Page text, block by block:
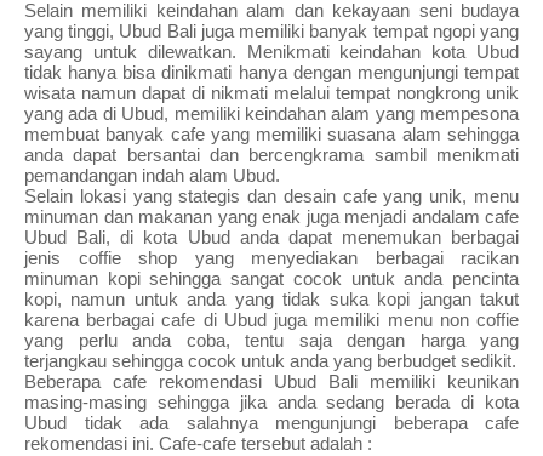
Selain memiliki keindahan alam dan kekayaan seni budaya
yang tinggi, Ubud Bali juga memiliki banyak tempat ngopi yang
sayang untuk dilewatkan. Menikmati keindahan kota Ubud
tidak hanya bisa dinikmati hanya dengan mengunjungi tempat
wisata namun dapat di nikmati melalui tempat nongkrong unik
yang ada di Ubud, memiliki keindahan alam yang mempesona
membuat banyak cafe yang memiliki suasana alam sehingga
anda dapat bersantai dan bercengkrama sambil menikmati
pemandangan indah alam Ubud.
Selain lokasi yang stategis dan desain cafe yang unik, menu
minuman dan makanan yang enak juga menjadi andalam cafe
Ubud Bali, di kota Ubud anda dapat menemukan berbagai
jenis coffie shop yang menyediakan berbagai racikan
minuman kopi sehingga sangat cocok untuk anda pencinta
kopi, namun untuk anda yang tidak suka kopi jangan takut
karena berbagai cafe di Ubud juga memiliki menu non coffie
yang perlu anda coba, tentu saja dengan harga yang
terjangkau sehingga cocok untuk anda yang berbudget sedikit.
Beberapa cafe rekomendasi Ubud Bali memiliki keunikan
masing-masing sehingga jika anda sedang berada di kota
Ubud tidak ada salahnya mengunjungi beberapa cafe
rekomendasi ini. Cafe-cafe tersebut adalah :